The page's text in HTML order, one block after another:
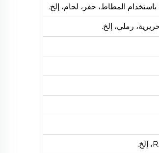
رملي، إلخ.